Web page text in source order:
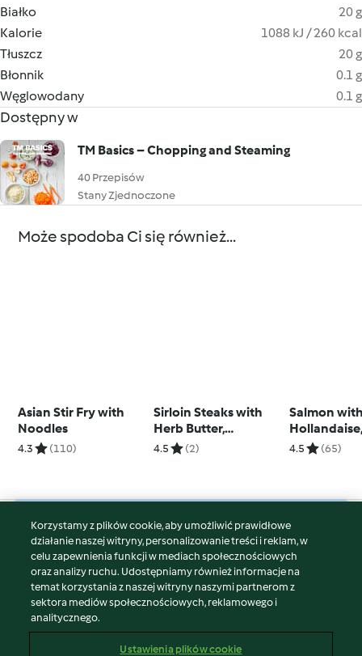
Białko
20 g
Kalorie
1088 kJ / 260 kcal
Tłuszcz
20 g
Błonnik
0.1 g
Węglowodany
0.1 g
Dostępny w
TM Basics – Chopping and Steaming
40 Przepisów
Stany Zjednoczone
Może spodoba Ci się również...
Asian Stir Fry with
Noodles
4.3 (110)
Sirloin Steaks with
Herb Butter,
Rosemary Potatoes
4.5 (2)
Salmon
Asparagus
4.5 (65)
© Copyright 2026
Warunki korzystania
Polityka prywatności
Disclaimer
Znak wydawcy
Korzystamy z plików cookie, aby umożliwić prawidłowe
działanie naszej witryny, personalizowanie treści i reklam, w
celu zapewnienia funkcji w mediach społecznościowych
oraz analizy ruchu. Udostępniamy również informacje na
temat korzystania z naszej witryny naszymi partnerom z
sektora mediów społecznościowych, reklamowego i
analitycznego.
Ustawienia plików cookie